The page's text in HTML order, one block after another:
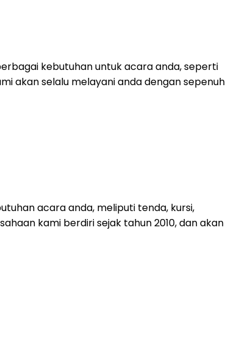
kebutuhan untuk acara anda, seperti
akan selalu melayani anda dengan sepenuh
acara anda, meliputi tenda, kursi,
kami berdiri sejak tahun 2010, dan akan